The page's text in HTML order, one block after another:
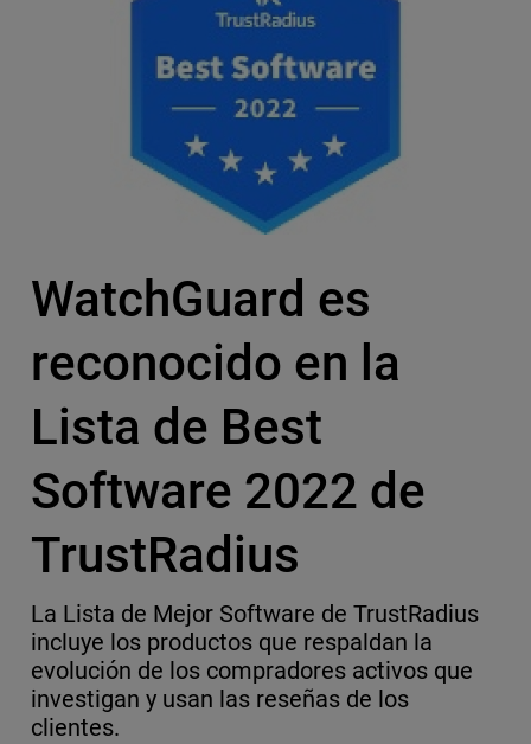
WatchGuard es
reconocido en la
Lista de Best
Software 2022 de
TrustRadius
La Lista de Mejor Software de TrustRadius
incluye los productos que respaldan la
evolución de los compradores activos que
investigan y usan las reseñas de los
clientes.